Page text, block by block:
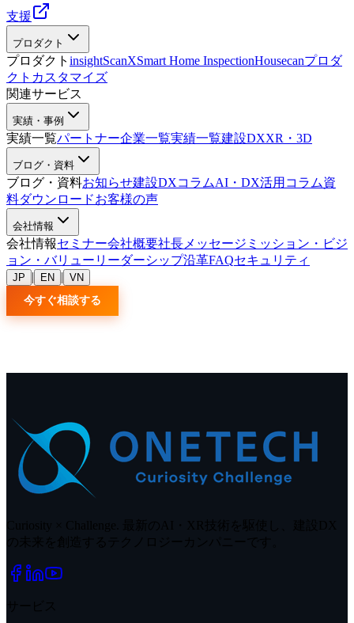
支援
プロダクト
プロダクト insightScanXSmart Home InspectionHousecanプロダ
クトカスタマイズ
関連サービス
実績・事例
実績一覧パートナー企業一覧実績一覧建設DXXR・3D
ブログ・資料
ブログ・資料お知らせ建設DXコラムAI・DX活用コラム資
料ダウンロードお客様の声
会社情報
会社情報セミナー会社概要社長メッセージ ミッション・ビジ
ョン・バリュー リーダーシップ沿革FAQセキュリティ
JP | EN | VN
今すぐ相談する